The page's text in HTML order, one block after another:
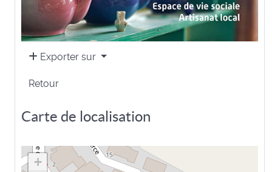
Exporter sur
Retour
Carte de localisation
+